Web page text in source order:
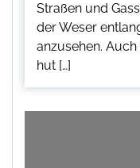
Straßen und
der Weser
anzusehen.
hut […]